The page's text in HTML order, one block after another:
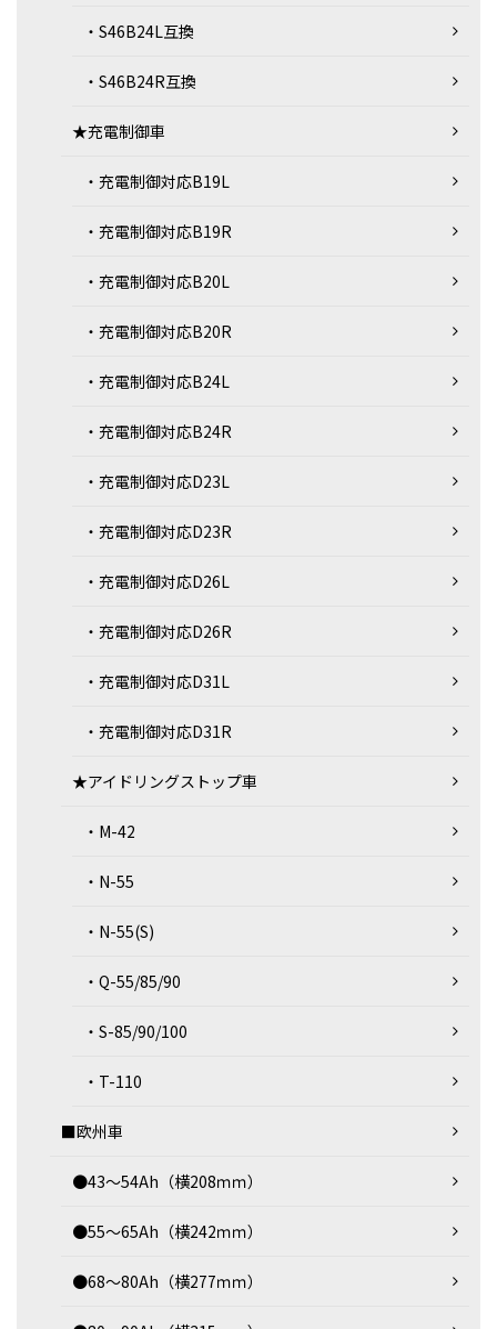
・S46B24L互換
・S46B24R互換
★充電制御車
・充電制御対応B19L
・充電制御対応B19R
・充電制御対応B20L
・充電制御対応B20R
・充電制御対応B24L
・充電制御対応B24R
・充電制御対応D23L
・充電制御対応D23R
・充電制御対応D26L
・充電制御対応D26R
・充電制御対応D31L
・充電制御対応D31R
★アイドリングストップ車
・M-42
・N-55
・N-55(S)
・Q-55/85/90
・S-85/90/100
・T-110
■欧州車
●43～54Ah（横208ｍｍ）
●55～65Ah（横242ｍｍ）
●68～80Ah（横277ｍｍ）